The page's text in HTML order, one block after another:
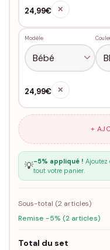
24,99€ ✕
Modèle
24,99€ ✕
+
💡-5% appliqué ! Ajoutez
tout votre panier.
Sous-total (2articles)
Remise -5% (2 articles)
Total du set